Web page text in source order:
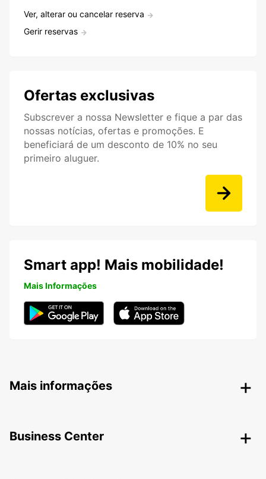
Ver, alterar ou cancelar reserva
Gerir reservas
Ofertas exclusivas
Subscrever a nossa Newsletter e fique a par das
nossas notícias, ofertas e promoções. E
beneficiará de um desconto de 10% no seu
primeiro aluguer.
Smart app! Mais mobilidade!
Mais Informações
Mais informações
Business Center